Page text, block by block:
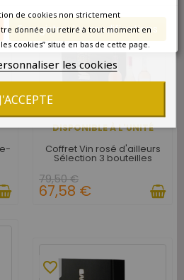
Enregistrer les modifications
DISPONIBLE À L'UNITÉ
favorite_border
Coffret Vin rosé d'ailleurs
Sélection 3 bouteilles
79,50 €
67,58 €
favorite_border
de cookies non strictement
donnée ou retiré à tout moment en
cookies” situé en bas de cette page.
les cookies
J'ACCEPTE